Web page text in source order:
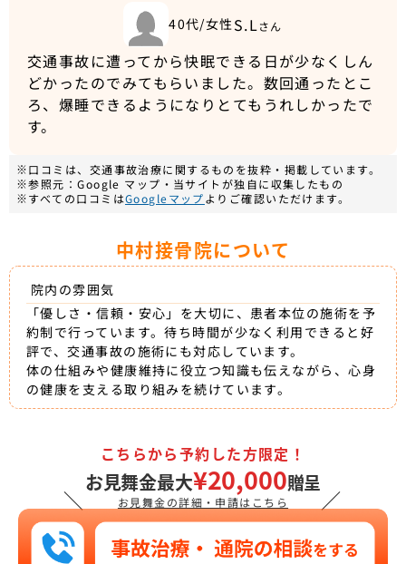
40代/女性S.L さん
交通事故に遭ってから快眠できる日が少なくしん
どかったのでみてもらいました。数回通ったとこ
ろ、爆睡できるようになりとてもうれしかったで
す。
※口コミは、交通事故治療に関するものを抜粋・掲載しています。
※参照元：Google マップ・当サイトが独自に収集したもの
※すべての口コミはGoogleマップよりご確認いただけます。
中村接骨院について
院内の雰囲気
「優しさ・信頼・安心」を大切に、患者本位の施術を予
約制で行っています。待ち時間が少なく利用できると好
評で、交通事故の施術にも対応しています。
体の仕組みや健康維持に役立つ知識も伝えながら、心身
の健康を支える取り組みを続けています。
＼
こちらから予約した方限定！
お見舞金最大¥20,000贈呈
お見舞金の詳細・申請はこちら ／